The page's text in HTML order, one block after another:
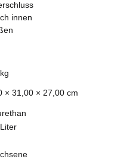
innen
kg
× 31,00 × 27,00 cm